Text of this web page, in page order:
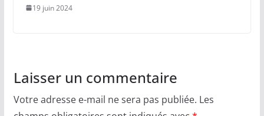
19 juin 2024
Laisser un commentaire
Votre adresse e-mail ne sera pas publiée. Les